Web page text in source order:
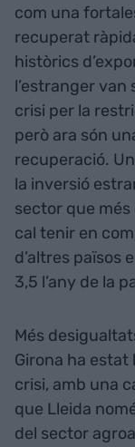
com una
recuperat
històrics
l’estranger van
crisi per la
però ara són
recuperació.
la inversió
sector que
cal tenir en
d’altres països
3,5 l’any de la
Més
Girona ha
crisi, amb una
que Lleida
del sector